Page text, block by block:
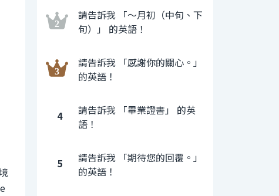
請告訴我 「〜月初（中旬、下
旬）」 的英語！
請告訴我 「感謝你的關心。」
的英語！
4
請告訴我 「畢業證書」 的英
語！
5
請告訴我 「期待您的回覆。」
的英語！